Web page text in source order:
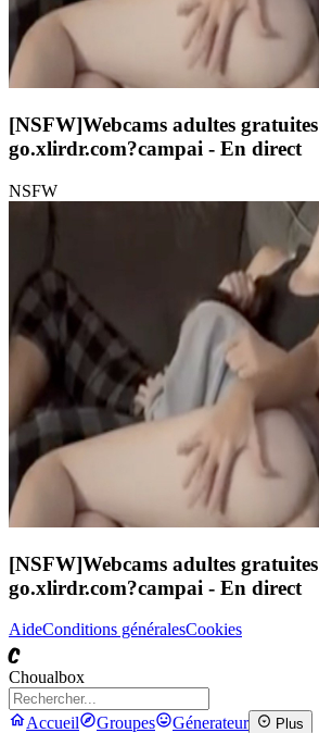
[NSFW]Webcams adultes gratuites
go.xlirdr.com?campai - En direct
NSFW
[NSFW]Webcams adultes gratuites
go.xlirdr.com?campai - En direct
AideConditions généralesCookies
C
Choualbox
Accueil Groupes Génerateur Plus